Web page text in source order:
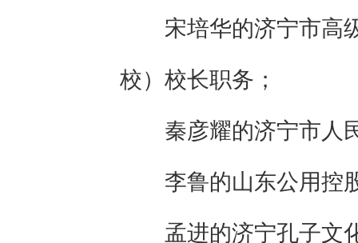
宋培华的济宁市高
校）校长职务；
秦彦耀的济宁市人
李鲁的山东公用控
孟进的济宁孔子文